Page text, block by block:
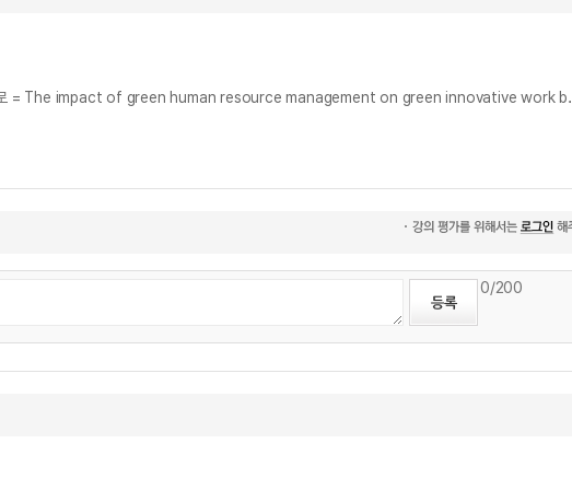
친환경 호텔의 그린 인적자원관리가 직원의 친환
0/200